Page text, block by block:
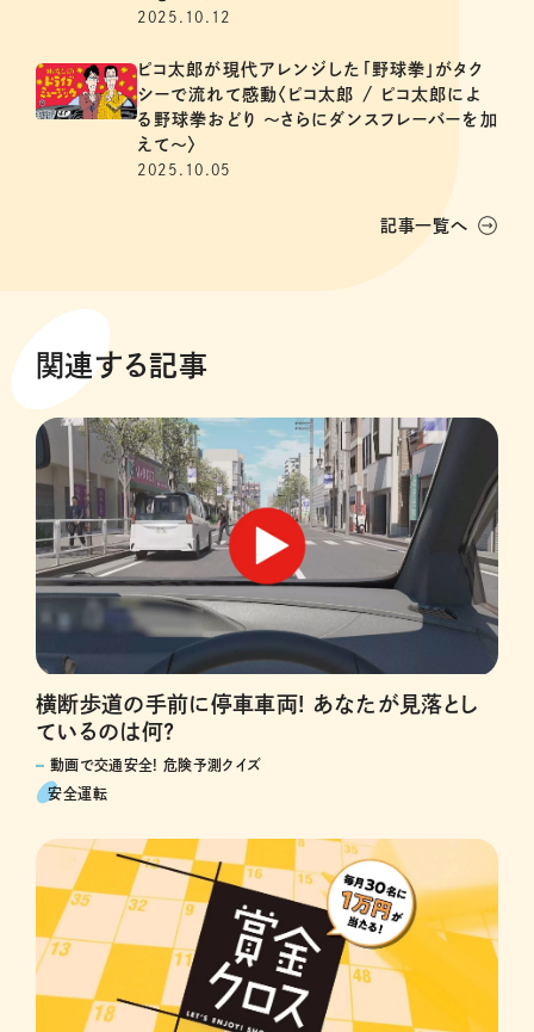
2025.10.12
ピコ太郎が現代アレンジした「野球拳」がタク
シーで流れて感動〈ピコ太郎 / ピコ太郎によ
る野球拳おどり 〜さらにダンスフレーバーを加
えて〜〉
2025.10.05
記事一覧へ
関連する記事
横断歩道の手前に停車車両! あなたが見落とし
ているのは何?
動画で交通安全! 危険予測クイズ
安全運転